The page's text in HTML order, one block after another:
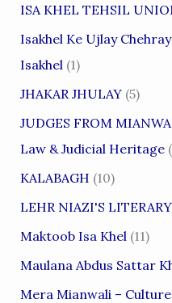
ISA KHEL TEHSIL
Isakhel Ke Ujlay
Isakhel (1)
JHAKAR JHULAY(5)
JUDGES FROM
Law & Judicial Heritage
KALABAGH (10)
LEHR NIAZI'S
Maktoob Isa Khel (11)
Maulana Abdus Sattar
Mera Mianwali –